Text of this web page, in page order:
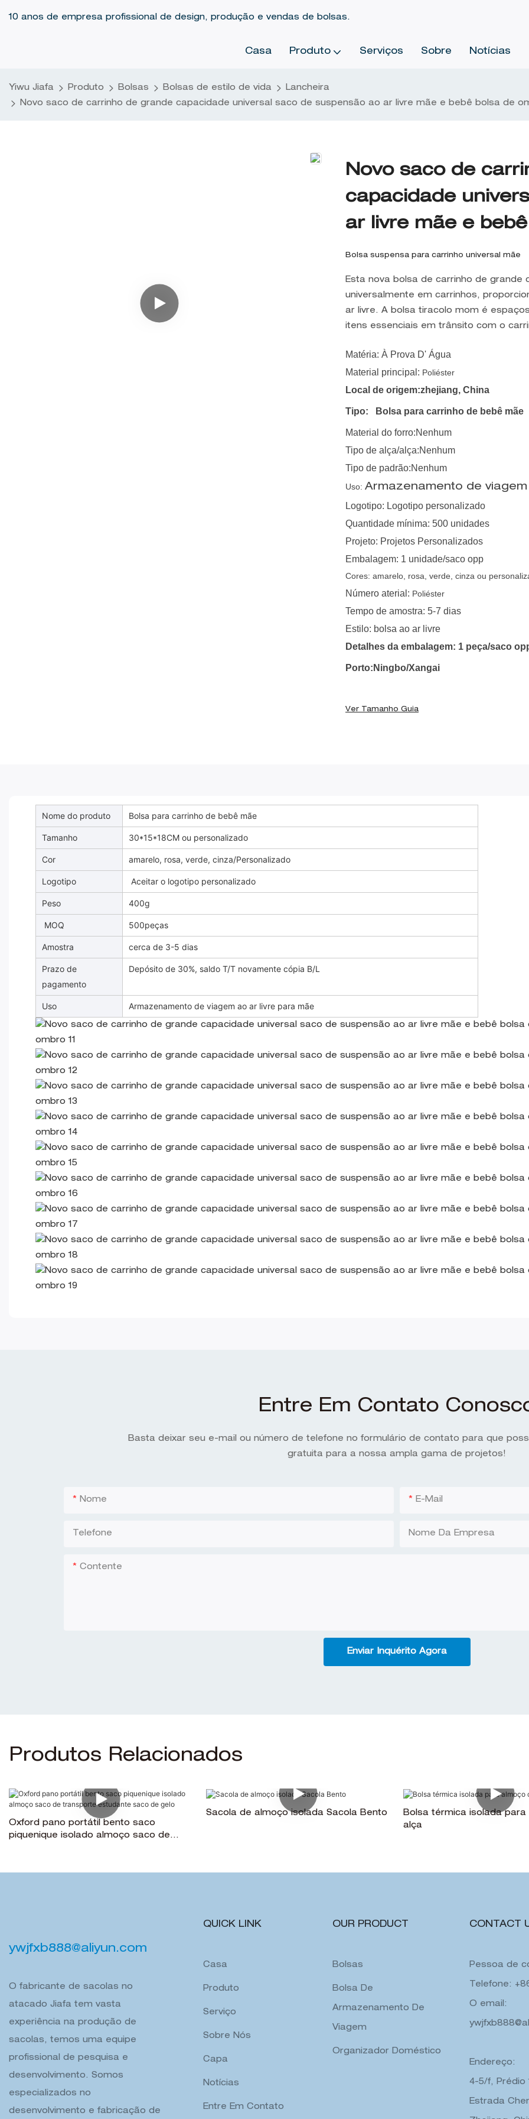
10 anos de empresa profissional de design, produção e vendas de bolsas.
Casa Produto Serviços Sobre Notícias
Yiwu Jiafa Produto Bolsas Bolsas de estilo de vida
Lancheira
Novo saco de carrinho de grande capacidade universal saco de suspensão ao ar livre mãe e bebê bolsa de
Novo saco de
capacidade
ar livre mãe e
Bolsa suspensa para carrinho universal mãe
Esta nova bolsa de carrinho de
universalmente em carrinhos,
ar livre. A bolsa tiracolo mom é
itens essenciais em trânsito com o
Matéria: À Prova D' Água
Material principal: Poliéster
Local de origem:zhejiang, China
Tipo: Bolsa para carrinho de bebê mãe
Material do forro:Nenhum
Tipo de alça/alça:Nenhum
Tipo de padrão:Nenhum
Uso: Armazenamento de
Logotipo: Logotipo personalizado
Quantidade mínima: 500 unidades
Projeto: Projetos Personalizados
Embalagem: 1 unidade/saco opp
Cores: amarelo, rosa, verde, cinza ou
Número aterial: Poliéster
Tempo de amostra: 5-7 dias
Estilo: bolsa ao ar livre
Detalhes da embalagem: 1 peça/saco
Porto:Ningbo/Xangai
Ver Tamanho Guia
Nome do produto Bolsa para carrinho de bebê mãe
Tamanho 30*15*18CM ou personalizado
Cor amarelo, rosa, verde, cinza/Personalizado
Logotipo Aceitar o logotipo personalizado
Peso 400g
MOQ 500peças
Amostra cerca de 3-5 dias
Prazo de
pagamento
Depósito de 30%, saldo T/T novamente cópia B/L
Uso Armazenamento de viagem ao ar livre para mãe
Entre Em Contato
Basta deixar seu e-mail ou número de telefone no formulário de contato para que
gratuita para a nossa ampla gama de projetos!
Nome E-Mail
Telefone Nome Da Empresa
Contente
Enviar Inquérito Agora
Produtos Relacionados
Oxford pano portátil bento saco
piquenique isolado almoço saco de
Sacola de almoço isolada Sacola Bento
Bolsa térmica isolada para
alça
ywjfxb888@aliyun.com
O fabricante de sacolas no
atacado Jiafa tem vasta
experiência na produção de
sacolas, temos uma equipe
profissional de pesquisa e
desenvolvimento. Somos
especializados no
desenvolvimento e fabricação de
QUICK LINK
Casa
Produto
Serviço
Sobre Nós
Capa
Notícias
Entre Em Contato
OUR PRODUCT
Bolsas
Bolsa De
Armazenamento De
Viagem
Organizador Doméstico
CONTACT
Pessoa de
Telefone:
O email:
Endereço:
4-5/f, Prédio
Estrada